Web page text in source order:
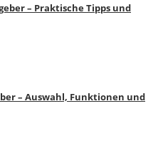
– Praktische Tipps und
– Auswahl, Funktionen und